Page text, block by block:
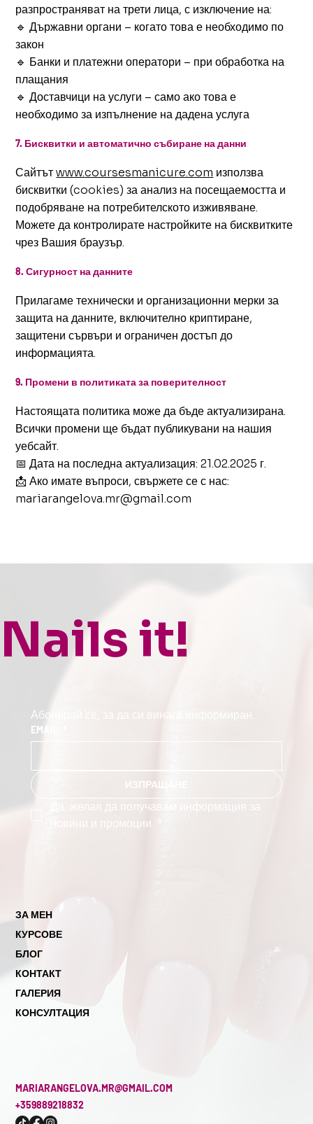
разпространяват на трети лица, с изключение на:
🔹 Държавни органи – когато това е необходимо по
закон
🔹 Банки и платежни оператори – при обработка на
плащания
🔹 Доставчици на услуги – само ако това е
необходимо за изпълнение на дадена услуга
7. Бисквитки и автоматично събиране на данни
Сайтътwww.coursesmanicure.com използва
бисквитки (cookies) за анализ на посещаемостта и
подобряване на потребителското изживяване.
Можете да контролирате настройките на бисквитките
чрез Вашия браузър.
8. Сигурност на данните
Прилагаме технически и организационни мерки за
защита на данните, включително криптиране,
защитени сървъри и ограничен достъп до
информацията.
9. Промени в политиката за поверителност
Настоящата политика може да бъде актуализирана.
Всички промени ще бъдат публикувани на нашия
уебсайт.
📅 Дата на последна актуализация: 21.02.2025 г.
📩 Ако имате въпроси, свържете се с нас:
mariarangelova.mr@gmail.com
Nails it!
ЗА МЕН
КУРСОВЕ
БЛОГ
КОНТАКТ
ГАЛЕРИЯ
КОНСУЛТАЦИЯ
MARIARANGELOVA.MR@GMAIL.COM
+359889218832
Абонирай се, за да си винаги информиран.
EMAIL
ИЗПРАЩАНЕ
Да, желая да получавам информация за
новини и промоции.